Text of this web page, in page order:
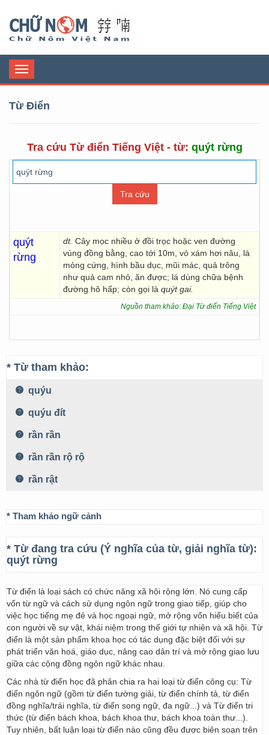
Toggle
navigation
Từ Điển
Tra cứu Từ điển Tiếng Việt - từ: quýt rừng
quýt
rừng
dt. Cây mọc nhiều ở đồi trọc hoặc ven đường
vùng đồng bằng, cao tới 10m, vỏ xám hơi nâu, lá
mỏng cứng, hình bầu dục, mũi mác, quả trông
như quả cam nhỏ, ăn được; lá dùng chữa bệnh
đường hô hấp; còn gọi là quýt gai.
Nguồn tham khảo: Đại Từ điển Tiếng Việt
* Từ tham khảo:
quýu
quýu đít
rần rần
rần rần rộ rộ
rần rật
* Tham khảo ngữ cảnh
* Từ đang tra cứu (Ý nghĩa của từ, giải nghĩa từ):
quýt rừng
Từ điển là loại sách có chức năng xã hội rộng lớn. Nó cung cấp
vốn từ ngữ và cách sử dụng ngôn ngữ trong giao tiếp, giúp cho
việc học tiếng mẹ đẻ và học ngoại ngữ, mở rộng vốn hiểu biết của
con người về sự vật, khái niệm trong thế giới tự nhiên và xã hội. Từ
điển là một sản phẩm khoa học có tác dụng đặc biệt đối với sự
phát triển văn hoá, giáo dục, nâng cao dân trí và mở rộng giao lưu
giữa các cộng đồng ngôn ngữ khác nhau.
Các nhà từ điển học đã phân chia ra hai loại từ điển công cụ: Từ
điển ngôn ngữ (gồm từ điển tường giải, từ điển chính tả, từ điển
đồng nghĩa/trái nghĩa, từ điển song ngữ, đa ngữ...) và Từ điển tri
thức (từ điển bách khoa, bách khoa thư, bách khoa toàn thư...).
Tuy nhiên, bất luận loại từ điển nào cũng đều được biên soạn trên